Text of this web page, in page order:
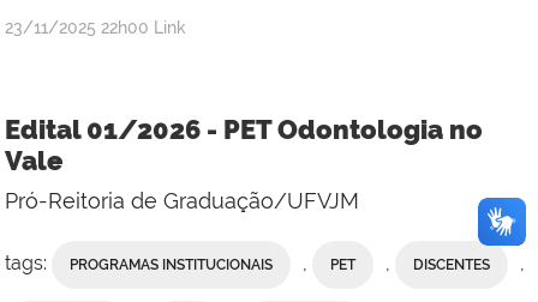
publicado
23/11/2025 22h00 Link
Edital 01/2026 - PET Odontologia no
Vale
Pró-Reitoria de Graduação/UFVJM
tags: PROGRAMAS INSTITUCIONAIS , PET , DISCENTES ,